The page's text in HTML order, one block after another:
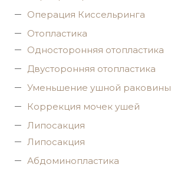
Операция Киссельринга
Oтопластика
Односторонняя отопластика
Двусторонняя отопластика
Уменьшение ушной раковины
Коррекция мочек ушей
Липосакция
Липосакция
Абдоминопластика